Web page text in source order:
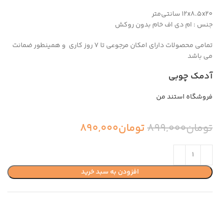
۱۲x۸.۵x۲۰ سانتی‌متر
جنس : ام دی اف خام بدون روکش
تمامی محصولات دارای امکان مرجوعی تا 7 روز کاری و همینطور ضمانت
می باشد
آدمک چوبی
فروشگاه استند من
تومان899,000تومان890,000
افزودن به سبد خرید